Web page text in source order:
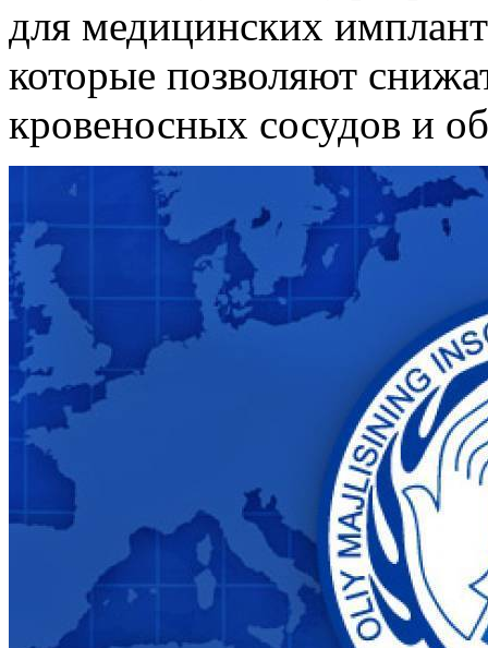
для медицинских
которые позволяют
кровеносных сосудов и